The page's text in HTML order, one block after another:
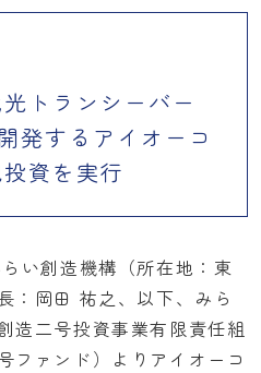
トランシーバー
発するアイオーコ
資を実行
い創造機構（所在地：東
：岡田 祐之、以下、みら
造二号投資事業有限責任組
ファンド）よりアイオーコ